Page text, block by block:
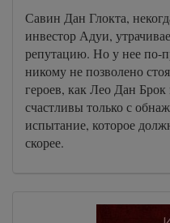
Савин Дан Глокта,
инвестор Адуи,
репутацию. Но у нее по-
никому не позволено
героев, как Лео Дан
счастливы только с
испытание, которое
скорее.